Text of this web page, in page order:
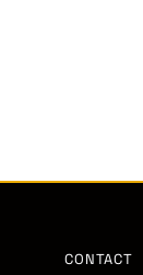
CONTACT